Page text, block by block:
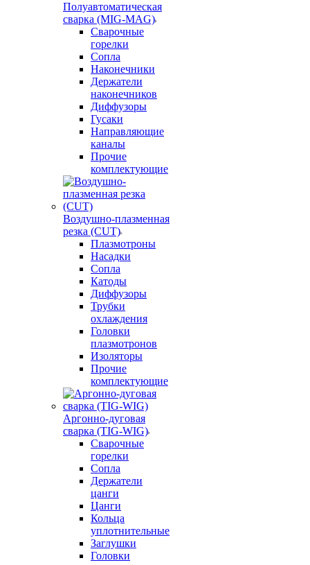
Полуавтоматическая
сварка (MIG-MAG)
Сварочные
горелки
Сопла
Наконечники
Держатели
наконечников
Диффузоры
Гусаки
Направляющие
каналы
Прочие
комплектующие
Воздушно-плазменная
резка (CUT)
Плазмотроны
Насадки
Сопла
Катоды
Диффузоры
Трубки
охлаждения
Головки
плазмотронов
Изоляторы
Прочие
комплектующие
Аргонно-дуговая
сварка (TIG-WIG)
Сварочные
горелки
Сопла
Держатели
цанги
Цанги
Кольца
уплотнительные
Заглушки
Головки